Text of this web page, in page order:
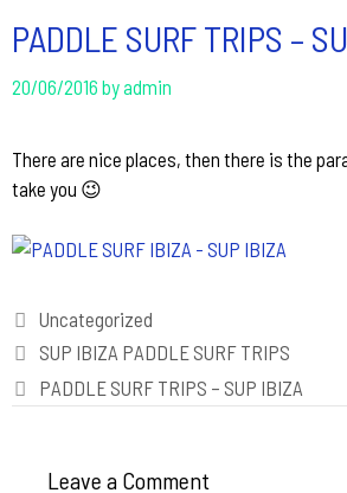
PADDLE SURF TRIPS –
20/06/2016 byadmin
There are nice places, then there is the
take you 😉
Categories
Uncategorized
Post
navigation
SUP IBIZA PADDLE SURF TRIPS
PADDLE SURF TRIPS – SUP IBIZA
Leave a Comment